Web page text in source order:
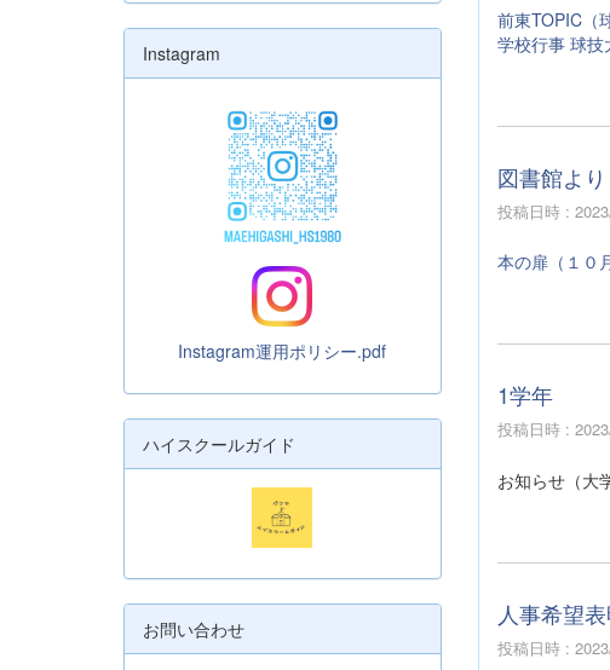
前東TOPIC（
学校行事 球技
図書館より
投稿日時 :
本の扉（１０
1学年
投稿日時 :
お知らせ（大
人事希望
投稿日時 :
Instagram
Instagram運用ポリシー.pdf
ハイスクールガイド
お問い合わせ